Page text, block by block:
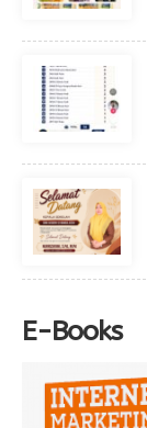
E-Books